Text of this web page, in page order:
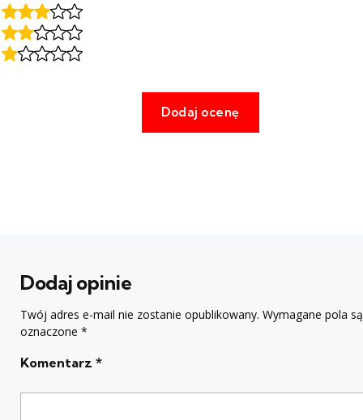
Dodaj opinie
Twój adres e-mail nie zostanie opublikowany. Wymagane pola są
oznaczone *
Komentarz *